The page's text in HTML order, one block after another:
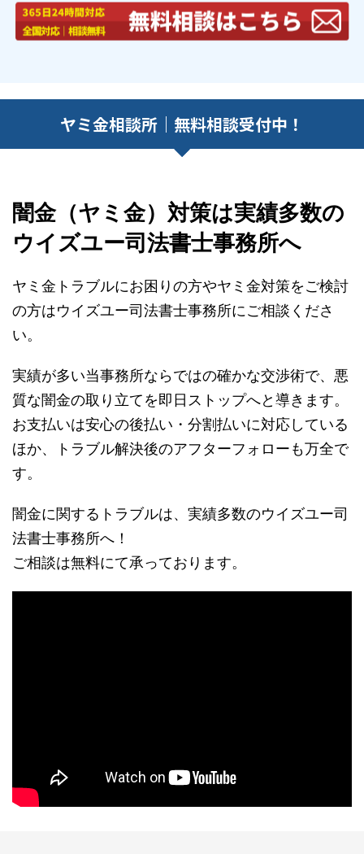
ヤミ金相談所｜無料相談受付中！
闇金（ヤミ金）対策は実績多数の
ウイズユー司法書士事務所へ
ヤミ金トラブルにお困りの方やヤミ金対策をご検討
の方はウイズユー司法書士事務所にご相談くださ
い。
実績が多い当事務所ならではの確かな交渉術で、悪
質な闇金の取り立てを即日ストップへと導きます。
お支払いは安心の後払い・分割払いに対応している
ほか、トラブル解決後のアフターフォローも万全で
す。
闇金に関するトラブルは、実績多数のウイズユー司
法書士事務所へ！
ご相談は無料にて承っております。